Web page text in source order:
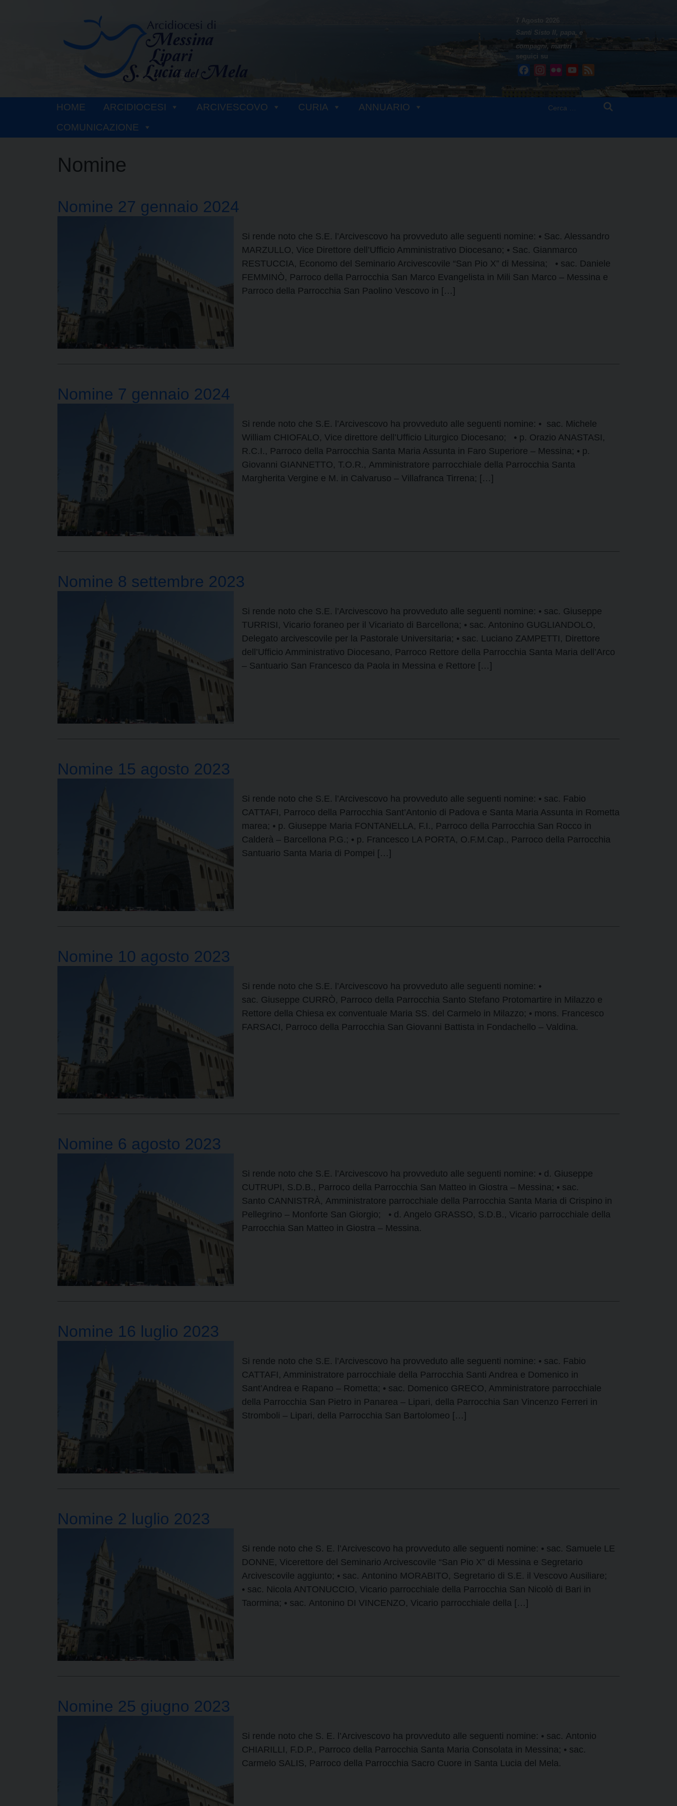
7 Agosto 2026
Santi Sisto II, papa, e
compagni, martiri
seguici su
FacebookInstagram
Flickr YouTube
HOME ARCIDIOCESI ARCIVESCOVO CURIA
ANNUARIO
COMUNICAZIONE
Nomine
Nomine 27 gennaio 2024
Si rende noto che S.E. l’Arcivescovo ha provveduto alle seguenti nomine: • Sac. Alessandro
MARZULLO, Vice Direttore dell’Ufficio Amministrativo Diocesano; • Sac. Gianmarco
RESTUCCIA, Economo del Seminario Arcivescovile “San Pio X” di Messina; • sac. Daniele
FEMMINÒ, Parroco della Parrocchia San Marco Evangelista in Mili San Marco – Messina e
Parroco della Parrocchia San Paolino Vescovo in […]
Nomine 7 gennaio 2024
Si rende noto che S.E. l’Arcivescovo ha provveduto alle seguenti nomine: • sac. Michele
William CHIOFALO, Vice direttore dell’Ufficio Liturgico Diocesano; • p. Orazio ANASTASI,
R.C.I., Parroco della Parrocchia Santa Maria Assunta in Faro Superiore – Messina; • p.
Giovanni GIANNETTO, T.O.R., Amministratore parrocchiale della Parrocchia Santa
Margherita Vergine e M. in Calvaruso – Villafranca Tirrena; […]
Nomine 8 settembre 2023
Si rende noto che S.E. l’Arcivescovo ha provveduto alle seguenti nomine: • sac. Giuseppe
TURRISI, Vicario foraneo per il Vicariato di Barcellona; • sac. Antonino GUGLIANDOLO,
Delegato arcivescovile per la Pastorale Universitaria; • sac. Luciano ZAMPETTI, Direttore
dell’Ufficio Amministrativo Diocesano, Parroco Rettore della Parrocchia Santa Maria dell’Arco
– Santuario San Francesco da Paola in Messina e Rettore […]
Nomine 15 agosto 2023
Si rende noto che S.E. l’Arcivescovo ha provveduto alle seguenti nomine: • sac. Fabio
CATTAFI, Parroco della Parrocchia Sant’Antonio di Padova e Santa Maria Assunta in Rometta
marea; • p. Giuseppe Maria FONTANELLA, F.I., Parroco della Parrocchia San Rocco in
Calderà – Barcellona P.G.; • p. Francesco LA PORTA, O.F.M.Cap., Parroco della Parrocchia
Santuario Santa Maria di Pompei […]
Nomine 10 agosto 2023
Si rende noto che S.E. l’Arcivescovo ha provveduto alle seguenti nomine: •
sac. Giuseppe CURRÒ, Parroco della Parrocchia Santo Stefano Protomartire in Milazzo e
Rettore della Chiesa ex conventuale Maria SS. del Carmelo in Milazzo; • mons. Francesco
FARSACI, Parroco della Parrocchia San Giovanni Battista in Fondachello – Valdina.
Nomine 6 agosto 2023
Si rende noto che S.E. l’Arcivescovo ha provveduto alle seguenti nomine: • d. Giuseppe
CUTRUPI, S.D.B., Parroco della Parrocchia San Matteo in Giostra – Messina; • sac.
Santo CANNISTRÀ, Amministratore parrocchiale della Parrocchia Santa Maria di Crispino in
Pellegrino – Monforte San Giorgio; • d. Angelo GRASSO, S.D.B., Vicario parrocchiale della
Parrocchia San Matteo in Giostra – Messina.
Nomine 16 luglio 2023
Si rende noto che S.E. l’Arcivescovo ha provveduto alle seguenti nomine: • sac. Fabio
CATTAFI, Amministratore parrocchiale della Parrocchia Santi Andrea e Domenico in
Sant’Andrea e Rapano – Rometta; • sac. Domenico GRECO, Amministratore parrocchiale
della Parrocchia San Pietro in Panarea – Lipari, della Parrocchia San Vincenzo Ferreri in
Stromboli – Lipari, della Parrocchia San Bartolomeo […]
Nomine 2 luglio 2023
Si rende noto che S. E. l’Arcivescovo ha provveduto alle seguenti nomine: • sac. Samuele LE
DONNE, Vicerettore del Seminario Arcivescovile “San Pio X” di Messina e Segretario
Arcivescovile aggiunto; • sac. Antonino MORABITO, Segretario di S.E. il Vescovo Ausiliare;
• sac. Nicola ANTONUCCIO, Vicario parrocchiale della Parrocchia San Nicolò di Bari in
Taormina; • sac. Antonino DI VINCENZO, Vicario parrocchiale della […]
Nomine 25 giugno 2023
Si rende noto che S. E. l’Arcivescovo ha provveduto alle seguenti nomine: • sac. Antonio
CHIARILLI, F.D.P., Parroco della Parrocchia Santa Maria Consolata in Messina; • sac.
Carmelo SALIS, Parroco della Parrocchia Sacro Cuore in Santa Lucia del Mela.